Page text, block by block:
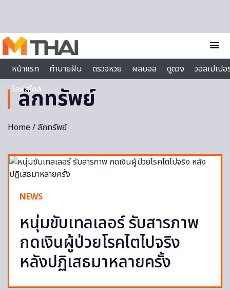
menu
หน้าแรก
ทำนายฝัน ตรวจหวย ผลบอล ดูดวง
วอลเปเป
ไลฟ์สไตล์
ลักทรัพย์
Home/ ลักทรัพย์
NEWS
หนุ่มขับเทลเลอร์ รับสารภาพ
กดเงินผู้ป่วยโรคไตไปจริง
หลังปฏิเสธมาหลายครั้ง